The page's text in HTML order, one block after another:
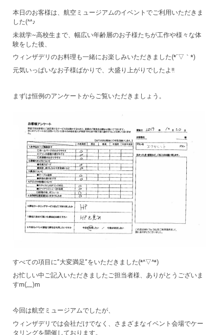
本日のお客様は、航空ミュージアムのイベントでご利用いただきま
した(^^♪
未就学~高校生まで、幅広い年齢層のお子様たちが工作や様々な体
験をした後、
ウィンザデリのお料理も一緒にお楽しみいただきました(*´▽｀*)
元気いっぱいなお子様ばかりで、大盛り上がりでしたよ‼
まずは恒例のアンケートからご覧いただきましょう。
すべての項目に”大変満足”をいただきました(*^▽^*)
お忙しい中ご記入いただきましたご担当者様、ありがとうございま
すm(__)m
今回は航空ミュージアムでしたが、
ウィンザデリでは会社だけでなく、さまざまなイベント会場でケー
タリングを開催しております。